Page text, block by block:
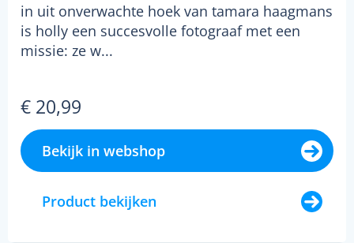
in uit onverwachte hoek van tamara haagmans
is holly een succesvolle fotograaf met een
missie: ze w...
€ 20,99
Bekijk in webshop
Product bekijken